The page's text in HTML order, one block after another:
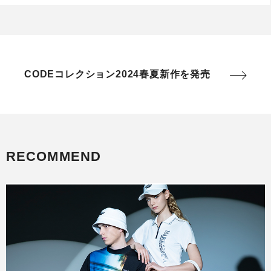
RECOMMEND
CODEコレクション2024春夏新作を発売